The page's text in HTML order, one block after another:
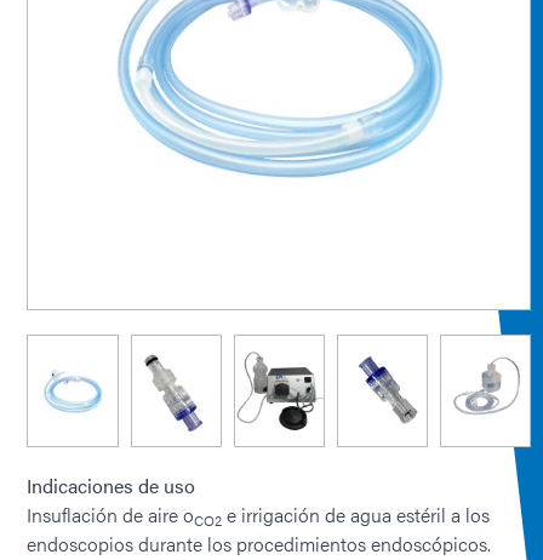
Indicaciones de uso
Insuflación de aire oCO2 e irrigación de agua estéril a los
endoscopios durante los procedimientos endoscópicos.